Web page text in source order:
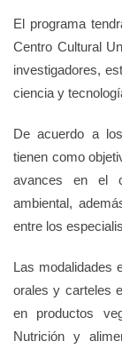
El programa
Centro Cultural
investigadores,
ciencia y
De acuerdo a
tienen como
avances en el
ambiental,
entre los
Las modalidades
orales y carteles
en productos
Nutrición y